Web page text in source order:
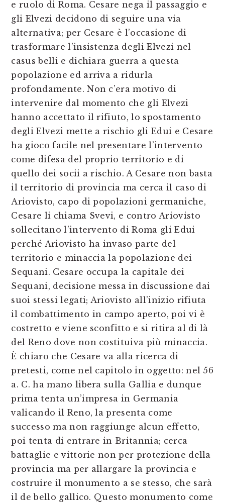
e ruolo di Roma. Cesare nega il passaggio e
gli Elvezi decidono di seguire una via
alternativa; per Cesare è l’occasione di
trasformare l’insistenza degli Elvezi nel
casus belli e dichiara guerra a questa
popolazione ed arriva a ridurla
profondamente. Non c’era motivo di
intervenire dal momento che gli Elvezi
hanno accettato il rifiuto, lo spostamento
degli Elvezi mette a rischio gli Edui e Cesare
ha gioco facile nel presentare l’intervento
come difesa del proprio territorio e di
quello dei socii a rischio. A Cesare non basta
il territorio di provincia ma cerca il caso di
Ariovisto, capo di popolazioni germaniche,
Cesare li chiama Svevi, e contro Ariovisto
sollecitano l’intervento di Roma gli Edui
perché Ariovisto ha invaso parte del
territorio e minaccia la popolazione dei
Sequani. Cesare occupa la capitale dei
Sequani, decisione messa in discussione dai
suoi stessi legati; Ariovisto all’inizio rifiuta
il combattimento in campo aperto, poi vi è
costretto e viene sconfitto e si ritira al di là
del Reno dove non costituiva più minaccia.
È chiaro che Cesare va alla ricerca di
pretesti, come nel capitolo in oggetto: nel 56
a. C. ha mano libera sulla Gallia e dunque
prima tenta un’impresa in Germania
valicando il Reno, la presenta come
successo ma non raggiunge alcun effetto,
poi tenta di entrare in Britannia; cerca
battaglie e vittorie non per protezione della
provincia ma per allargare la provincia e
costruire il monumento a se stesso, che sarà
il de bello gallico. Questo monumento come